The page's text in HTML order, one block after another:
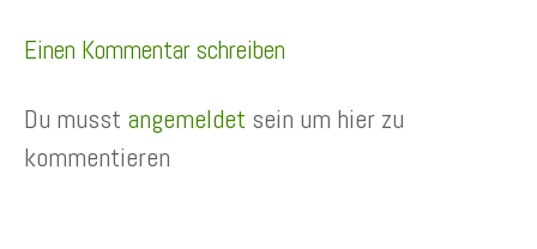
Einen Kommentar schreiben
Du musst angemeldet sein um hier zu
kommentieren